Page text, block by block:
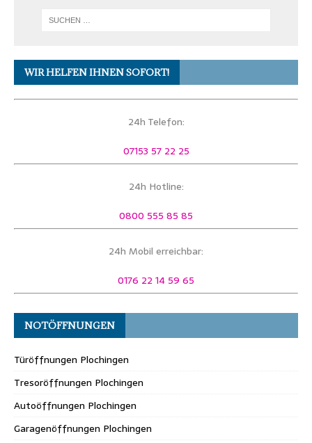
WIR HELFEN IHNEN SOFORT!
24h Telefon:
07153 57 22 25
24h Hotline:
0800 555 85 85
24h Mobil erreichbar:
0176 22 14 59 65
NOTÖFFNUNGEN
Türöffnungen Plochingen
Tresoröffnungen Plochingen
Autoöffnungen Plochingen
Garagenöffnungen Plochingen